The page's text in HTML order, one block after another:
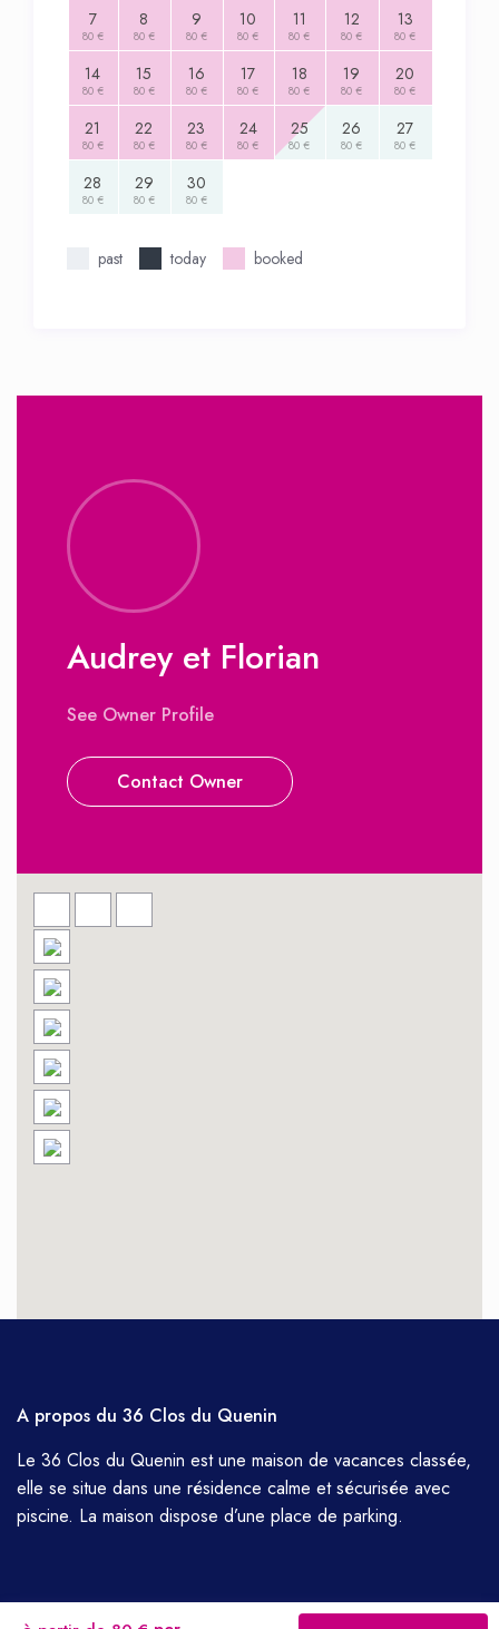
7
80 €
8
80 €
9
80 €
10
80 €
11
80 €
12
80 €
13
80 €
14
80 €
15
80 €
16
80 €
17
80 €
18
80 €
19
80 €
20
80 €
21
80 €
22
80 €
23
80 €
24
80 €
25
80 €
26
80 €
27
80 €
28
80 €
29
80 €
30
80 €
past today booked
Audrey et Florian
See Owner Profile
Contact Owner
A propos du 36 Clos du Quenin
Le 36 Clos du Quenin est une maison de vacances classée,
elle se situe dans une résidence calme et sécurisée avec
piscine. La maison dispose d’une place de parking.
Copyright All Rights Reserved